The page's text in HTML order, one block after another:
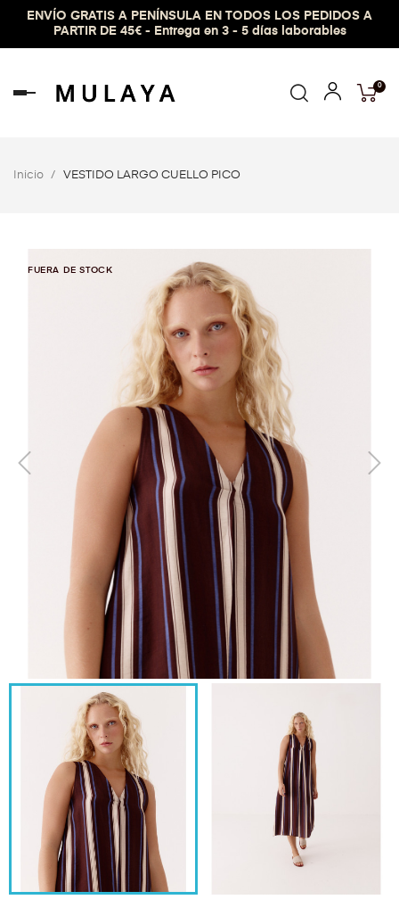
ENVÍO GRATIS A PENÍNSULA EN TODOS LOS PEDIDOS A
PARTIR DE 45€ - Entrega en 3 - 5 días laborables
Navegación
0
Inicio VESTIDO LARGO CUELLO PICO
FUERA DE STOCK